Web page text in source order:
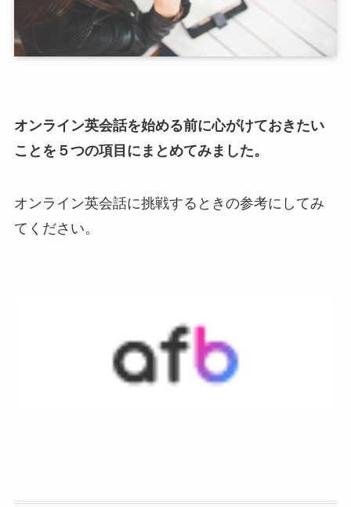
オンライン英会話を始める前に心がけておきたい
ことを５つの項目にまとめてみました。
オンライン英会話に挑戦するときの参考にしてみ
てください。